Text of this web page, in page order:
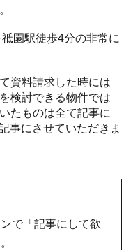
園駅徒歩4分の非常に
資料請求した時には
検討できる物件では
たものは全て記事に
事にさせていただきま
で「記事にして欲